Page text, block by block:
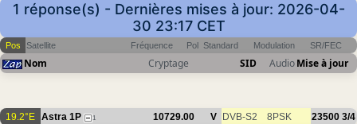
1 réponse(s) - Dernières mises à jour: 2026-04-
30 23:17 CET
Pos Satellite Fréquence Pol Standard Modulation SR/FEC
Nom Cryptage SID AudioMise à jour
19.2°E Astra 1P 1 10729.00 V DVB-S2 8PSK 23500 3/4